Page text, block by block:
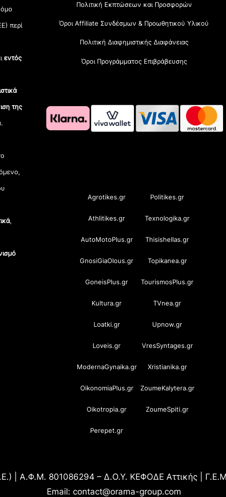
περί
εντός
της
,
Πολιτική Εκπτώσεων και Προσφορών
Όροι Affiliate Συνδέσμων & Προωθητικού Υλικού
Πολιτική Διαφημιστικής Διαφάνειας
Όροι Προγράμματος Επιβράβευσης
Agrotikes.gr Politikes.gr
Athlitikes.gr Texnologika.gr
AutoMotoPlus.gr Thisishellas.gr
GnosiGiaOlous.gr Topikanea.gr
GoneisPlus.gr TourismosPlus.gr
Kultura.gr TVnea.gr
Loatki.gr Upnow.gr
Loveis.gr VresSyntages.gr
ModernaGynaika.gr Xristianika.gr
OikonomiaPlus.gr ZoumeKalytera.gr
Oikotropia.gr ZoumeSpiti.gr
Perepet.gr
| Α.Φ.Μ. 801086294 – Δ.Ο.Υ. ΚΕΦΟΔΕ Αττικής |
Email: contact@orama-group.com